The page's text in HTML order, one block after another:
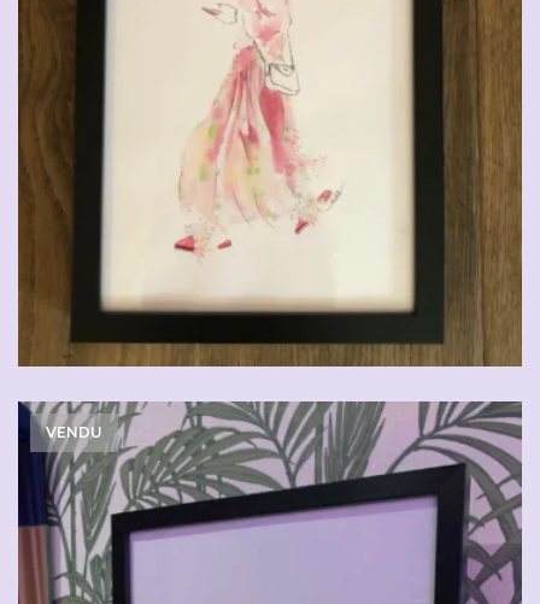
VENDU